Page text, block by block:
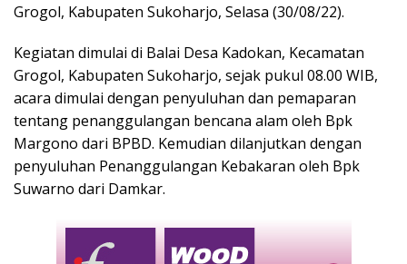
Grogol, Kabupaten Sukoharjo, Selasa (30/08/22).
Kegiatan dimulai di Balai Desa Kadokan, Kecamatan
Grogol, Kabupaten Sukoharjo, sejak pukul 08.00 WIB,
acara dimulai dengan penyuluhan dan pemaparan
tentang penanggulangan bencana alam oleh Bpk
Margono dari BPBD. Kemudian dilanjutkan dengan
penyuluhan Penanggulangan Kebakaran oleh Bpk
Suwarno dari Damkar.